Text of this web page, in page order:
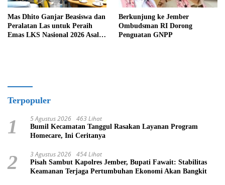
Mas Dhito Ganjar Beasiswa dan
Peralatan Las untuk Peraih
Emas LKS Nasional 2026 Asal
Berkunjung ke Jember
Ombudsman RI Dorong
Penguatan GNPP
Terpopuler
1 5 Agustus 2026 463 Lihat
Bumil Kecamatan Tanggul Rasakan Layanan Program
Homecare, Ini Ceritanya
2 3 Agustus 2026 454 Lihat
Pisah Sambut Kapolres Jember, Bupati Fawait: Stabilitas
Keamanan Terjaga Pertumbuhan Ekonomi Akan Bangkit